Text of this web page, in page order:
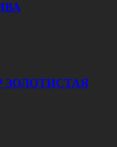
ЗОЛОТИСТАЯ